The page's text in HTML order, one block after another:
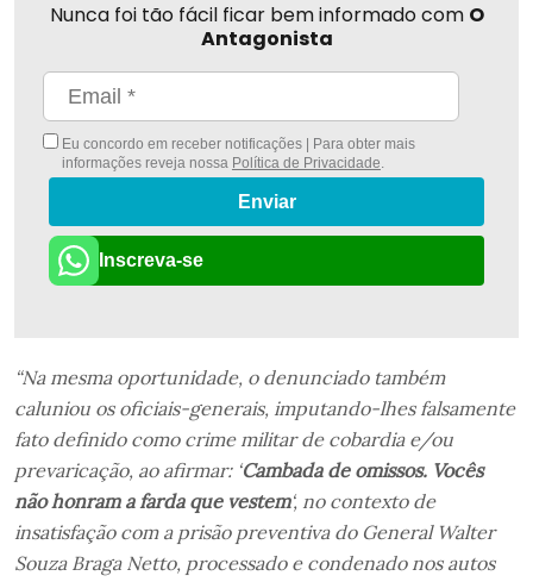
Nunca foi tão fácil ficar bem informado com O
Antagonista
Eu concordo em receber notificações | Para obter mais
informações reveja nossa Política de Privacidade.
Enviar
Inscreva-se
“Na mesma oportunidade, o denunciado também
caluniou os oficiais-generais, imputando-lhes falsamente
fato definido como crime militar de cobardia e/ou
prevaricação, ao afirmar: ‘Cambada de omissos. Vocês
não honram a farda que vestem‘, no contexto de
insatisfação com a prisão preventiva do General Walter
Souza Braga Netto, processado e condenado nos autos